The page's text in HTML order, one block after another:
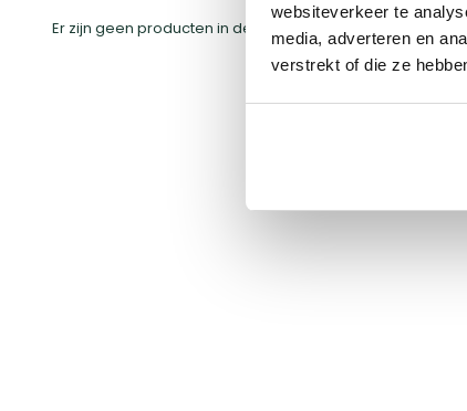
websiteverkeer te
media, adverteren en
verstrekt of die ze
Er zijn geen producten in deze categorie gevonden